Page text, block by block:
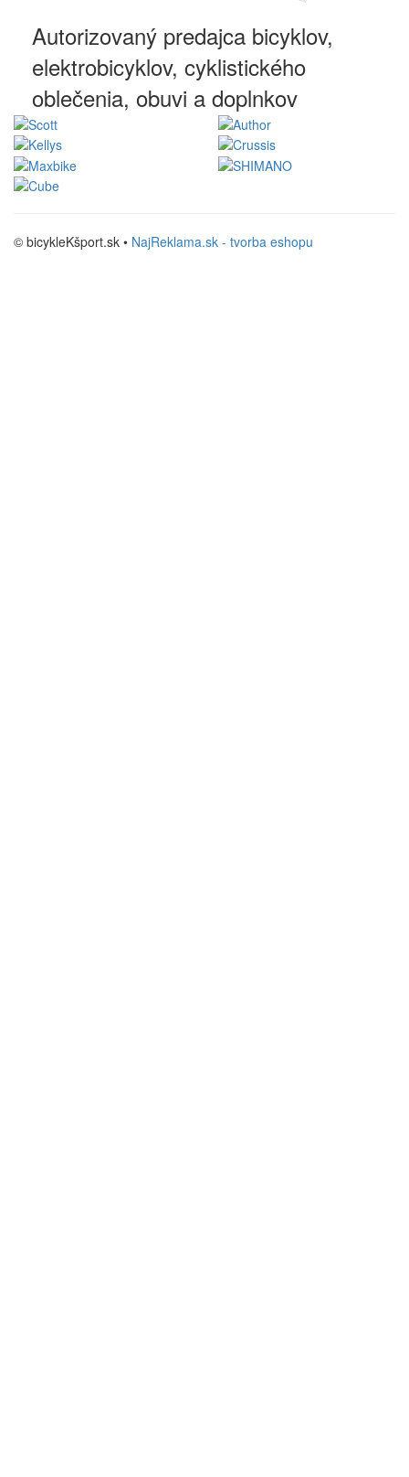
Autorizovaný predajca bicyklov,
elektrobicyklov, cyklistického
oblečenia, obuvi a doplnkov
© bicykleKšport.sk • NajReklama.sk - tvorba eshopu